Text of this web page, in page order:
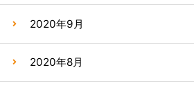
2020年9月
2020年8月